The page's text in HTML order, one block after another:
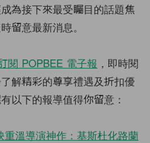
為接下來最受矚目的話題焦
留意最新消息。
閱 POPBEE 電子報 ，即時閱
解精彩的尊享禮遇及折扣優
以下的報導值得你留意：
重溫導演神作：基斯杜化路蘭